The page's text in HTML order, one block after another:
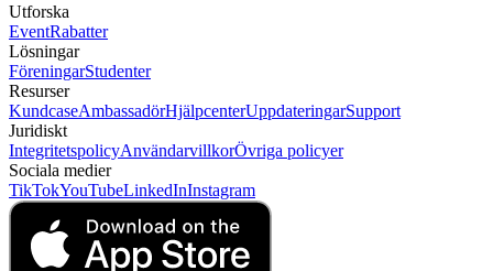
Utforska
EventRabatter
Lösningar
FöreningarStudenter
Resurser
KundcaseAmbassadörHjälpcenterUppdateringarSupport
Juridiskt
IntegritetspolicyAnvändarvillkorÖvriga policyer
Sociala medier
TikTokYouTubeLinkedInInstagram